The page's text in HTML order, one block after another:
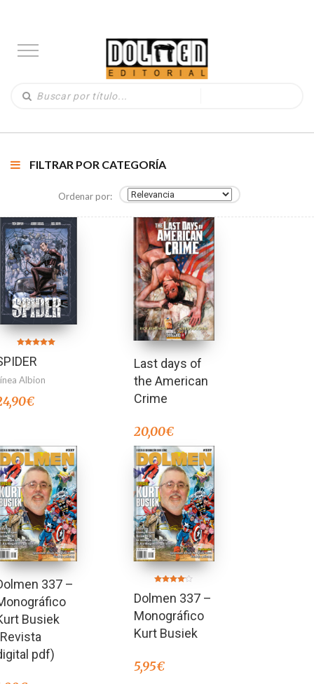
FILTRAR POR CATEGORÍA
Ordenar por:
5.00
de 5
Albion
€
Last days of
the American
Crime
20,00€
337 –
Busiek
pdf)
en
4.00
Dolmen 337 –
Monográfico
Kurt Busiek
5,95€